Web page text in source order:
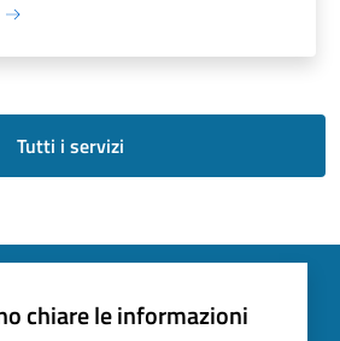
Tutti i servizi
chiare le informazioni